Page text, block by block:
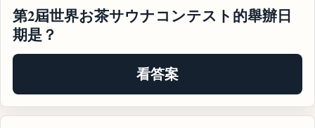
第2屆世界お茶サウナコンテスト的舉辦日
期是？
看答案